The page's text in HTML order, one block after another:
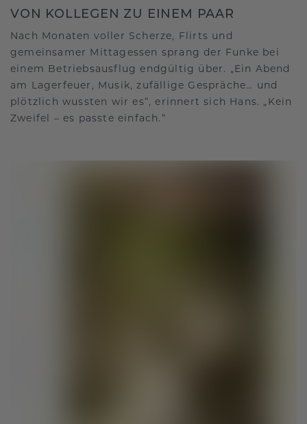
VON KOLLEGEN ZU EINEM PAAR
Nach Monaten voller Scherze, Flirts und
gemeinsamer Mittagessen sprang der Funke bei
einem Betriebsausflug endgültig über. „Ein Abend
am Lagerfeuer, Musik, zufällige Gespräche… und
plötzlich wussten wir es“, erinnert sich Hans. „Kein
Zweifel – es passte einfach.“